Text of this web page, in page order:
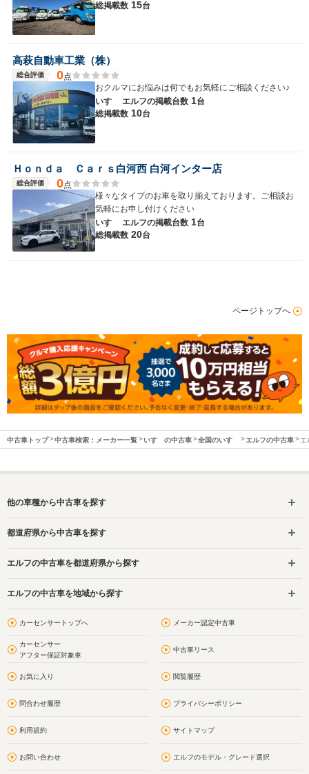
総掲載数 15台
高萩自動車工業（株）
総合評価 0点
おクルマにお悩みは何でもお気軽にご相談ください♪
いすゞ エルフの掲載台数 1台
総掲載数 10台
Ｈｏｎｄａ Ｃａｒｓ白河西 白河インター店
総合評価 0点
様々なタイプのお車を取り揃えております。ご相談お
気軽にお申し付けください
いすゞ エルフの掲載台数 1台
総掲載数 20台
ページトップへ
中古車トップ 中古車検索：メーカー一覧 いすゞの中古車 全国のいすゞ エルフの中古車 エ
他の車種から中古車を探す
都道府県から中古車を探す
エルフの中古車を都道府県から探す
エルフの中古車を地域から探す
カーセンサートップへ メーカー認定中古車
カーセンサー
アフター保証対象車
中古車リース
お気に入り 閲覧履歴
問合わせ履歴 プライバシーポリシー
利用規約 サイトマップ
お問い合わせ エルフのモデル・グレード選択